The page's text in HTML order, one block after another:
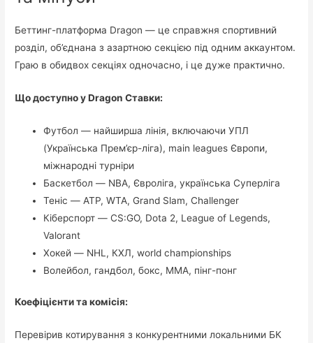
Беттинг-платформа Dragon — це справжня спортивний
розділ, об’єднана з азартною секцією під одним аккаунтом.
Граю в обидвох секціях одночасно, і це дуже практично.
Що доступно у Dragon Ставки:
Футбол — найширша лінія, включаючи УПЛ
(Українська Прем’єр-ліга), main leagues Європи,
міжнародні турніри
Баскетбол — NBA, Євроліга, українська Суперліга
Теніс — ATP, WTA, Grand Slam, Challenger
Кіберспорт — CS:GO, Dota 2, League of Legends,
Valorant
Хокей — NHL, КХЛ, world championships
Волейбол, гандбол, бокс, MMA, пінг-понг
Коефіцієнти та комісія:
Перевірив котирування з конкурентними локальними БК